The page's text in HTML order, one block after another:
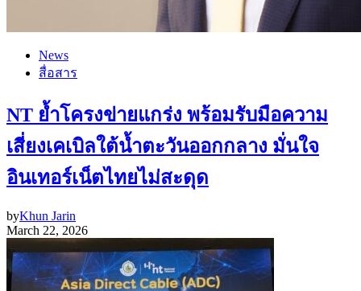
News
สื่อสาร
NT ย้ำโครงข่ายแกร่ง พร้อมรับมือความ
เสี่ยงเคเบิลใต้น้ำตะวันออกกลาง มั่นใจ
อินเทอร์เน็ตไทยไม่สะดุด
byKhun Jarin
March 22, 2026